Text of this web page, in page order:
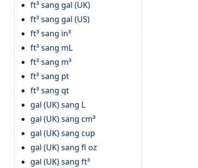
ft³ sang gal (UK)
ft³ sang gal (US)
ft³ sang in³
ft³ sang mL
ft³ sang m³
ft³ sang pt
ft³ sang qt
gal (UK) sang L
gal (UK) sang cm³
gal (UK) sang cup
gal (UK) sang fl oz
gal (UK) sang ft³